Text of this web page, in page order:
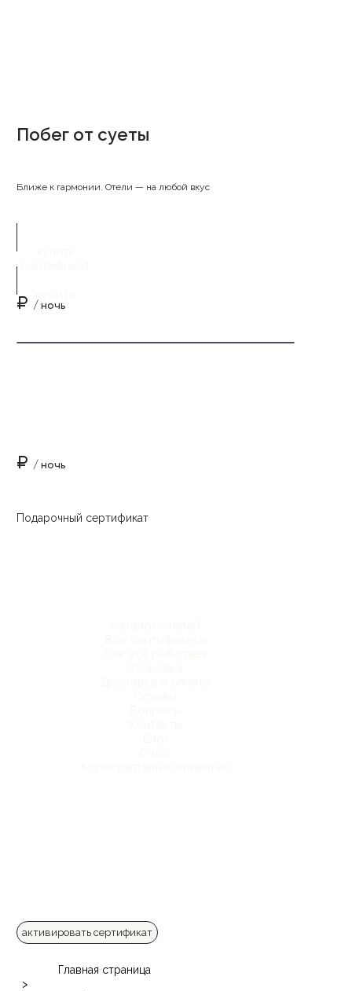
Побег от суеты
Ближе к гармонии. Отели — на любой вкус
₽ / ночь
₽ / ночь
Подарочный сертификат
активировать сертификат
Главная страница
>